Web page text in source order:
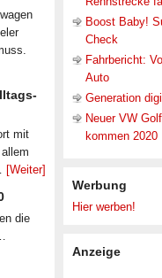
mit
[Weiter]
die
Boost Baby!
Check
Fahrbericht:
Auto
Generation
Neuer VW
kommen 2020
Werbung
Hier werben!
Anzeige